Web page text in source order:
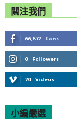
關注我們
66,672 Fans
0 Followers
70 Videos
小編嚴選